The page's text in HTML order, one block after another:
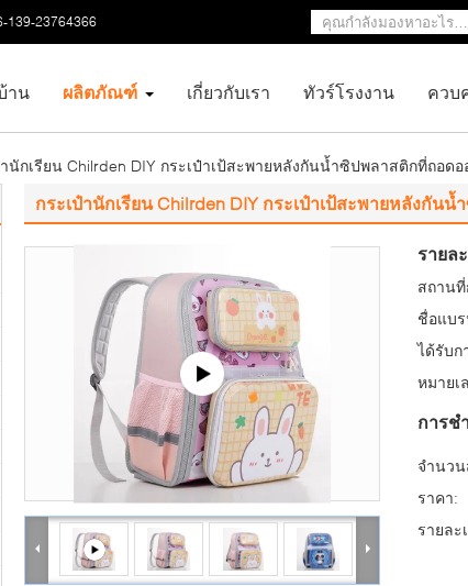
139-23764366
าน ผลิตภัณฑ์ เกี่ยวกับเรา ทัวร์โรงงาน ควบ
านักเรียน Chilrden DIY กระเป๋าเป้สะพายหลังกันน้ำซิปพลาสติกที่ถอดอ
กระเป๋านักเรียน Chilrden DIY กระเป๋าเป้สะพายหลังกัน
รายล
สถานที่
ชื่อแบ
ได้รับก
หมายเ
การช
จำนว
ราคา:
รายละ